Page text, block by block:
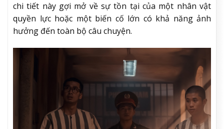
chi tiết này gợi mở về sự tồn tại của một nhân vật
quyền lực hoặc một biến cố lớn có khả năng ảnh
hưởng đến toàn bộ câu chuyện.